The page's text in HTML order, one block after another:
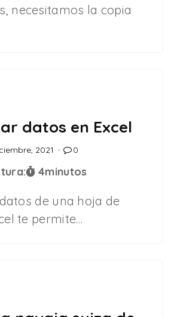
necesitamos la copia
datos en Excel
2021 0
4minutos
de una hoja de
te permite…